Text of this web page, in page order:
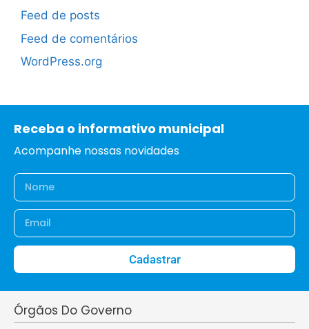
Feed de posts
Feed de comentários
WordPress.org
Receba o informativo municipal
Acompanhe nossas novidades
Cadastrar
Órgãos Do Governo